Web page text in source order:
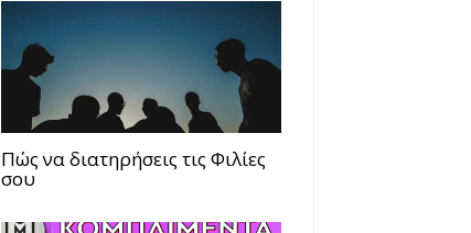
Πώς να διατηρήσεις τις Φιλίες
σου